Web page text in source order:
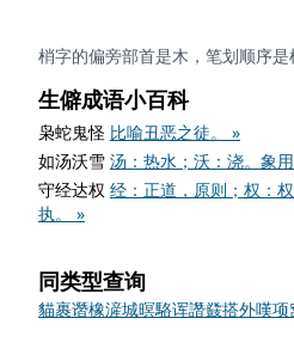
梢字的偏旁部首是木，笔划顺序
生僻成语小百科
枭蛇鬼怪 比喻丑恶之徒。 »
如汤沃雪 汤：热水；沃：浇。象
守经达权 经：正道，原则；权：
执。 »
同类型查询
貓裹谮橡滻城暝駱诨譖鼗搭外嘆项